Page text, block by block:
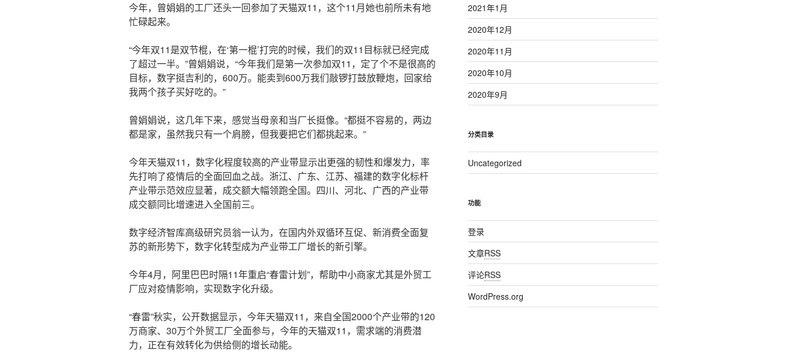
今年，曾娟娟的工厂还头一回参加了天猫双11，这个11月她也前所未有地
忙碌起来。
“今年双11是双节棍，在‘第一棍’打完的时候，我们的双11目标就已经完成
了超过一半。”曾娟娟说，“今年我们是第一次参加双11，定了个不是很高的
目标，数字挺吉利的，600万。能卖到600万我们敲锣打鼓放鞭炮，回家给
我两个孩子买好吃的。”
曾娟娟说，这几年下来，感觉当母亲和当厂长挺像。“都挺不容易的，两边
都是家，虽然我只有一个肩膀，但我要把它们都挑起来。”
今年天猫双11，数字化程度较高的产业带显示出更强的韧性和爆发力，率
先打响了疫情后的全面回血之战。浙江、广东、江苏、福建的数字化标杆
产业带示范效应显著，成交额大幅领跑全国。四川、河北、广西的产业带
成交额同比增速进入全国前三。
数字经济智库高级研究员翁一认为，在国内外双循环互促、新消费全面复
苏的新形势下，数字化转型成为产业带工厂增长的新引擎。
今年4月，阿里巴巴时隔11年重启“春雷计划”，帮助中小商家尤其是外贸工
厂应对疫情影响，实现数字化升级。
“春雷”秋实，公开数据显示，今年天猫双11，来自全国2000个产业带的120
万商家、30万个外贸工厂全面参与，今年的天猫双11，需求端的消费潜
力，正在有效转化为供给侧的增长动能。
2021年1月
2020年12月
2020年11月
2020年10月
2020年9月
分类目录
Uncategorized
功能
登录
文章RSS
评论RSS
WordPress.org